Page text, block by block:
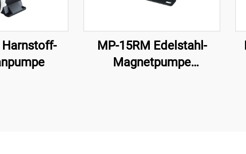
Harnstoff-
MP-15RM Edelstahl-
Magnetpumpe